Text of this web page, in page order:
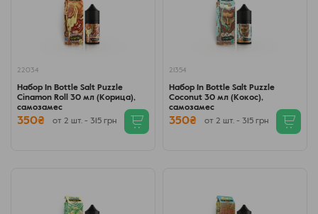
22034
Набор In Bottle Salt Puzzle
Cinamon Roll 30 мл (Корица),
самозамес
350₴ от 2 шт. - 315 грн
21354
Набор In Bottle Salt Puzzle
Coconut 30 мл (Кокос),
самозамес
350₴ от 2 шт. - 315 грн